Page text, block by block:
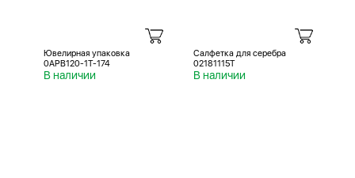
Ювелирная упаковка
0APB120-1T-174
В наличии
Салфетка для серебра
02181115T
В наличии